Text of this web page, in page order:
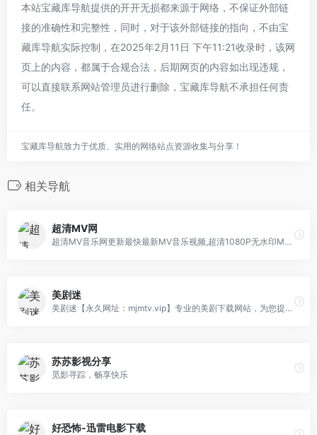
本站宝藏库导航提供的开开无损都来源于网络，不保证外部链
接的准确性和完整性，同时，对于该外部链接的指向，不由宝
藏库导航实际控制，在2025年2月11日 下午11:21收录时，该网
页上的内容，都属于合规合法，后期网页的内容如出现违规，
可以直接联系网站管理员进行删除，宝藏库导航不承担任何责
任。
宝藏库导航致力于优质、实用的网络站点资源收集与分享！
相关导航
超清MV网
超清MV音乐网更新最快最新MV音乐视频,超清1080P无水印MV下载,车载音乐视频下载mp4车载,超清音乐MV,车载影音MV下载,每天更新夜店dj视频,车载dj视频,打碟dj视频,车载MV高清Mp4专业下载网站。
美剧迷
美剧迷【永久网址：mjmtv.vip】专业的美剧下载网站，为您提供最新最全的高清美剧片源下载，各类精彩美剧第一时间更新,热门美剧排行榜，经典最好看美剧推荐。
苏苏影视分享
觅影寻踪，畅享快乐
好恐怖-迅雷电影下载